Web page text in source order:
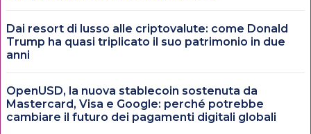
Dai resort di lusso alle criptovalute: come Donald
Trump ha quasi triplicato il suo patrimonio in due
anni
OpenUSD, la nuova stablecoin sostenuta da
Mastercard, Visa e Google: perché potrebbe
cambiare il futuro dei pagamenti digitali globali